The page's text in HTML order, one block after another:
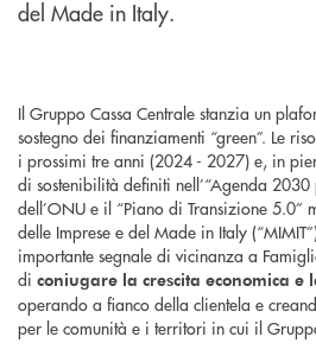
del Made in Italy.
Il Gruppo Cassa Centrale stanzia un
sostegno dei finanziamenti “green”. Le
i prossimi tre anni (2024 - 2027) e, in
di sostenibilità definiti nell’“Agenda
dell’ONU e il “Piano di Transizione 5.0”
delle Imprese e del Made in Italy
importante segnale di vicinanza a
di coniugare la crescita economica e
operando a fianco della clientela e
per le comunità e i territori in cui il